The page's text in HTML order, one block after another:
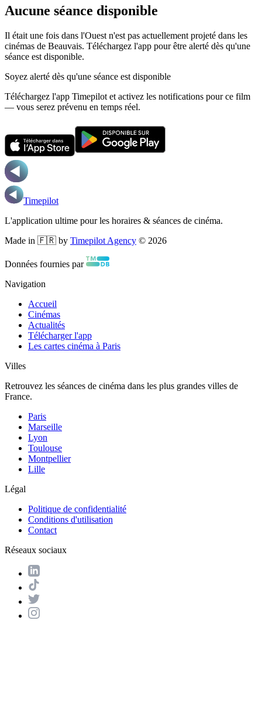
Aucune séance disponible
Il était une fois dans l'Ouest n'est pas actuellement projeté dans les
cinémas de Beauvais. Téléchargez l'app pour être alerté dès qu'une
séance est disponible.
Soyez alerté dès qu'une séance est disponible
Téléchargez l'app Timepilot et activez les notifications pour ce film
— vous serez prévenu en temps réel.
Timepilot
L'application ultime pour les horaires & séances de cinéma.
Made in 🇫🇷 by Timepilot Agency © 2026
Données fournies par
Navigation
Accueil
Cinémas
Actualités
Télécharger l'app
Les cartes cinéma à Paris
Villes
Retrouvez les séances de cinéma dans les plus grandes villes de
France.
Paris
Marseille
Lyon
Toulouse
Montpellier
Lille
Légal
Politique de confidentialité
Conditions d'utilisation
Contact
Réseaux sociaux